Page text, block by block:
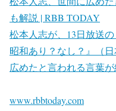
も解説 | RBB TODAY
松本人志が、13日放送
昭和あり？なし？』（
広めたと言われる言葉が
www.rbbtoday.com